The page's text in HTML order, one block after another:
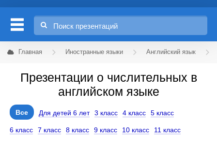
Главная Иностранные языки Английский язык
Презентации о числительных в
английском языке
Все Для детей 6 лет 3 класс 4 класс 5 класс
6 класс 7 класс 8 класс 9 класс 10 класс 11 класс